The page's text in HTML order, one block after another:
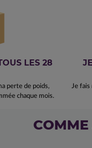
LES 28
perte de poids,
chaque mois.
Je fais